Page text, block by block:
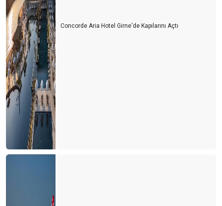
Concorde Aria Hotel Girne'de Kapılarını Açtı